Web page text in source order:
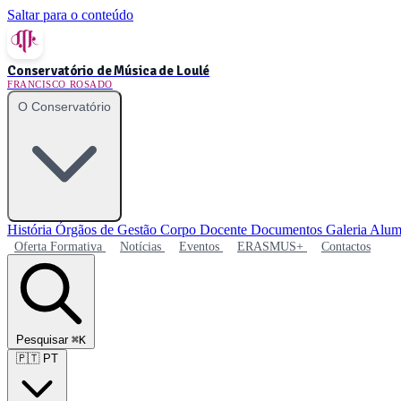
Saltar para o conteúdo
Conservatório de Música de Loulé
FRANCISCO ROSADO
O Conservatório
História Órgãos de Gestão Corpo Docente Documentos Galeria
Oferta Formativa Notícias Eventos ERASMUS+ Contactos
Pesquisar ⌘K
🇵🇹 PT